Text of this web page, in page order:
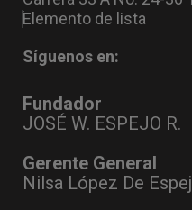
Elemento de lista
Síguenos en:
Fundador
JOSÉ W. ESPEJO R.
Gerente General
Nilsa López De